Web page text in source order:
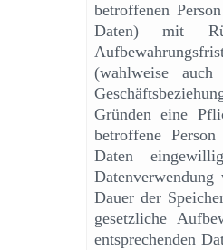
betroffenen
Daten) mit
(wahlweise
Gründen eine
betroffene
Daten
Dauer der
gesetzliche
entsprechenden